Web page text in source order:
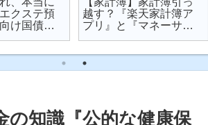
クステ預
け国債を
越す？『楽天家計簿ア
プリ』と『マネーサポ
の知識『公的な健康保